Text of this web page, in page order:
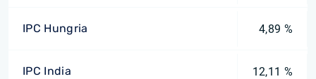
IPC Hungria 4,89 %
IPC India 12,11 %